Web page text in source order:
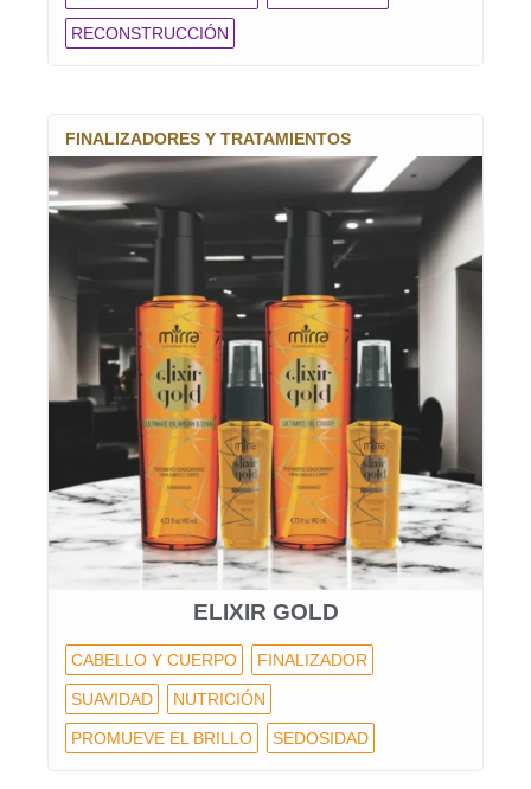
RECONSTRUCCIÓN
FINALIZADORES Y TRATAMIENTOS
ELIXIR GOLD
CABELLO Y CUERPO FINALIZADOR
SUAVIDAD NUTRICIÓN
PROMUEVE EL BRILLO SEDOSIDAD